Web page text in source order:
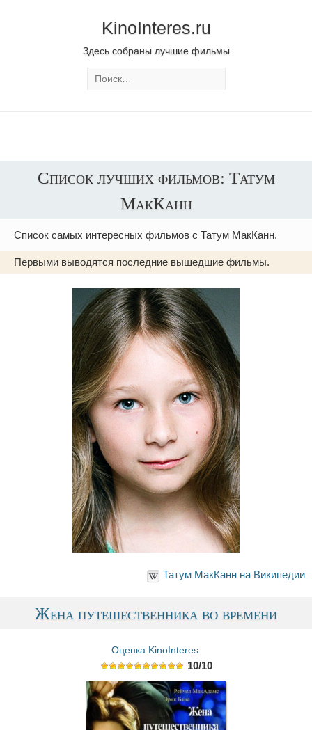
KinoInteres.ru
Здесь собраны лучшие фильмы
Список лучших фильмов: Татум
МакКанн
Список самых интересных фильмов с Татум МакКанн.
Первыми выводятся последние вышедшие фильмы.
Татум МакКанн на Википедии
Жена путешественника во времени
Оценка KinoInteres:
10/10